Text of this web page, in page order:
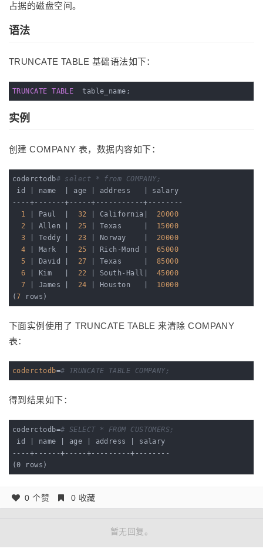
占据的磁盘空间。
语法
TRUNCATE TABLE 基础语法如下：
TRUNCATE TABLE
  table_name;
实例
创建 COMPANY 表，数据内容如下：
coderctodb# select * from COMPANY;
id
| name  | age | address   |
salary
----+-------+-----+-----------+--------
1
| Paul  | 32 | California|
20000
2
| Allen | 25 | Texas     |
15000
3
| Teddy | 23 | Norway    |
20000
4
| Mark  | 25 | Rich-Mond |
65000
5
| David | 27 | Texas     |
85000
6
| Kim   | 22 | South-Hall|
45000
7
| James | 24 | Houston   |
10000
(7 rows)
下面实例使用了 TRUNCATE TABLE 来清除 COMPANY
表：
coderctodb=# TRUNCATE TABLE COMPANY;
得到结果如下：
coderctodb=# SELECT * FROM CUSTOMERS;
----+------+-----+---------+--------
(0 rows)
0 个赞 0 收藏
暂无回复。